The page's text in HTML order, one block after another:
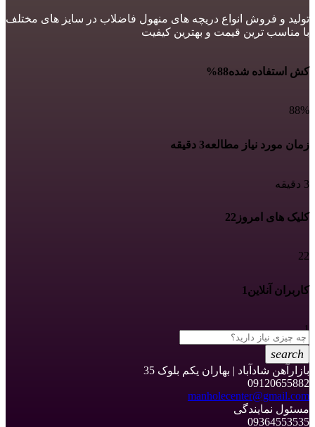
تولید و فروش انواع دریچه های منهول فاضلاب در سایز های مختلف
با مناسب ترین قیمت و بهترین کیفیت
کش استفاده شده88%
88%
زمان مورد نیاز مطالعه3 دقیقه
3 دقیقه
کلیک های امروز 22
22
کاربران آنلاین 1
1
search
بازارآهن شادآباد | بهاران یکم بلوک 35
09120655882
manholecenter@gmail.com
مسئول نمایندگی
09364553535